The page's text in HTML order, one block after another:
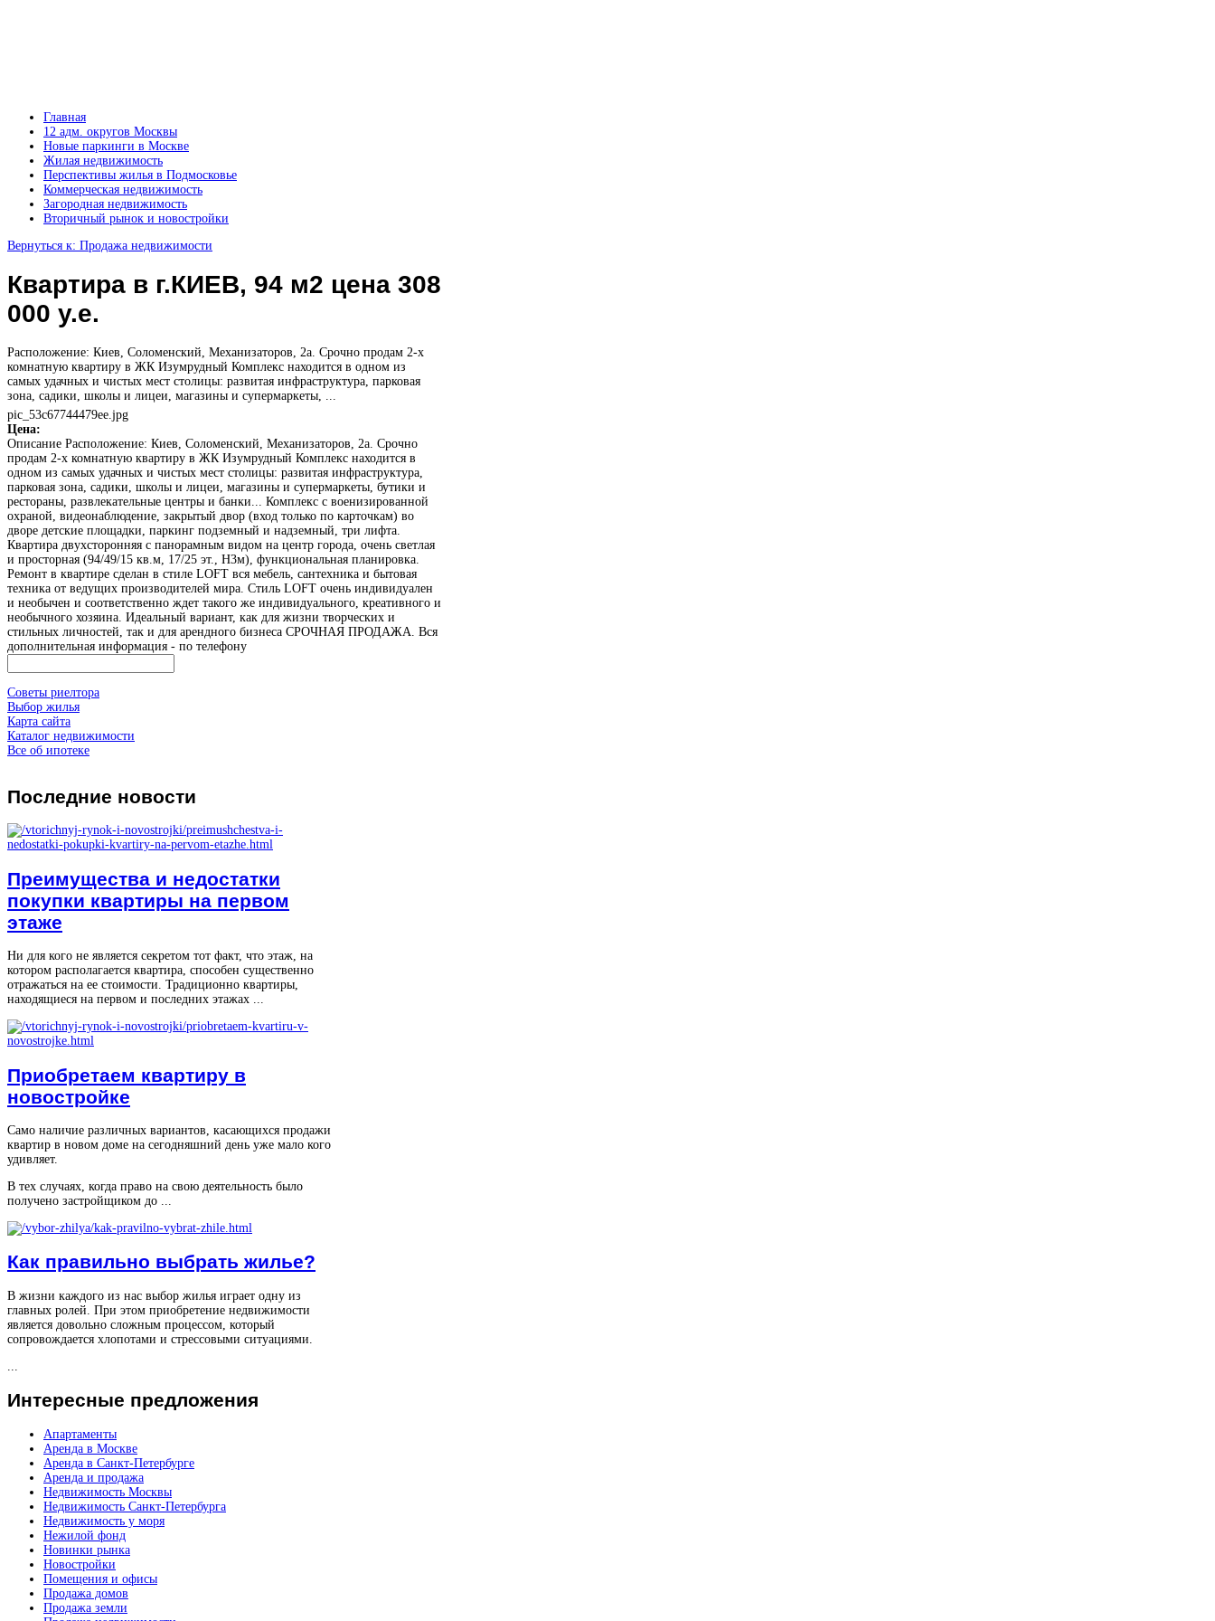
Главная
12 адм. округов Москвы
Новые паркинги в Москве
Жилая недвижимость
Перспективы жилья в Подмосковье
Коммерческая недвижимость
Загородная недвижимость
Вторичный рынок и новостройки
Вернуться к: Продажа недвижимости
Квартира в г.КИЕВ, 94 м2 цена 308
000 у.е.
Расположение: Киев, Соломенский, Механизаторов, 2а. Срочно продам 2-х
комнатную квартиру в ЖК Изумрудный Комплекс находится в одном из
самых удачных и чистых мест столицы: развитая инфраструктура, парковая
зона, садики, школы и лицеи, магазины и супермаркеты, ...
pic_53c67744479ee.jpg
Цена:
Описание Расположение: Киев, Соломенский, Механизаторов, 2а. Срочно
продам 2-х комнатную квартиру в ЖК Изумрудный Комплекс находится в
одном из самых удачных и чистых мест столицы: развитая инфраструктура,
парковая зона, садики, школы и лицеи, магазины и супермаркеты, бутики и
рестораны, развлекательные центры и банки... Комплекс с военизированной
охраной, видеонаблюдение, закрытый двор (вход только по карточкам) во
дворе детские площадки, паркинг подземный и надземный, три лифта.
Квартира двухсторонняя с панорамным видом на центр города, очень светлая
и просторная (94/49/15 кв.м, 17/25 эт., Н3м), функциональная планировка.
Ремонт в квартире сделан в стиле LOFT вся мебель, сантехника и бытовая
техника от ведущих производителей мира. Стиль LOFT очень индивидуален
и необычен и соответственно ждет такого же индивидуального, креативного и
необычного хозяина. Идеальный вариант, как для жизни творческих и
стильных личностей, так и для арендного бизнеса СРОЧНАЯ ПРОДАЖА. Вся
дополнительная информация - по телефону
Советы риелтора
Выбор жилья
Карта сайта
Каталог недвижимости
Все об ипотеке
Последние новости
Преимущества и недостатки
покупки квартиры на первом
этаже
Ни для кого не является секретом тот факт, что этаж, на
котором располагается квартира, способен существенно
отражаться на ее стоимости. Традиционно квартиры,
находящиеся на первом и последних этажах ...
Приобретаем квартиру в
новостройке
Само наличие различных вариантов, касающихся продажи
квартир в новом доме на сегодняшний день уже мало кого
удивляет.
В тех случаях, когда право на свою деятельность было
получено застройщиком до ...
Как правильно выбрать жилье?
В жизни каждого из нас выбор жилья играет одну из
главных ролей. При этом приобретение недвижимости
является довольно сложным процессом, который
сопровождается хлопотами и стрессовыми ситуациями.
Интересные предложения
Апартаменты
Аренда в Москве
Аренда в Санкт-Петербурге
Аренда и продажа
Недвижимость Москвы
Недвижимость Санкт-Петербурга
Недвижимость у моря
Нежилой фонд
Новинки рынка
Новостройки
Помещения и офисы
Продажа домов
Продажа земли